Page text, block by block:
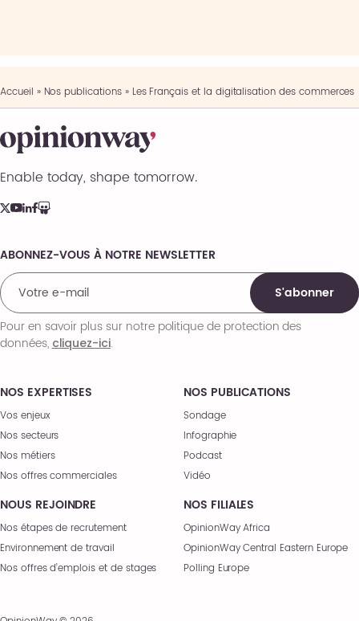
Accueil » Nos publications» Les Français et la digitalisation des commerces
Enable today, shape tomorrow.
NOS EXPERTISES
Vos enjeux
Nos secteurs
Nos métiers
Nos offres commerciales
NOS PUBLICATIONS
Sondage
Infographie
Podcast
Vidéo
NOUS REJOINDRE
Nos étapes de recrutement
Environnement de travail
Nos offres d’emplois et de stages
NOS FILIALES
OpinionWay Africa
OpinionWay Central Eastern Europe
Polling Europe
Comments
ABONNEZ-VOUS À NOTRE NEWSLETTER
S'abonner
Pour en savoir plus sur notre politique de protection des
données,cliquez-ici.